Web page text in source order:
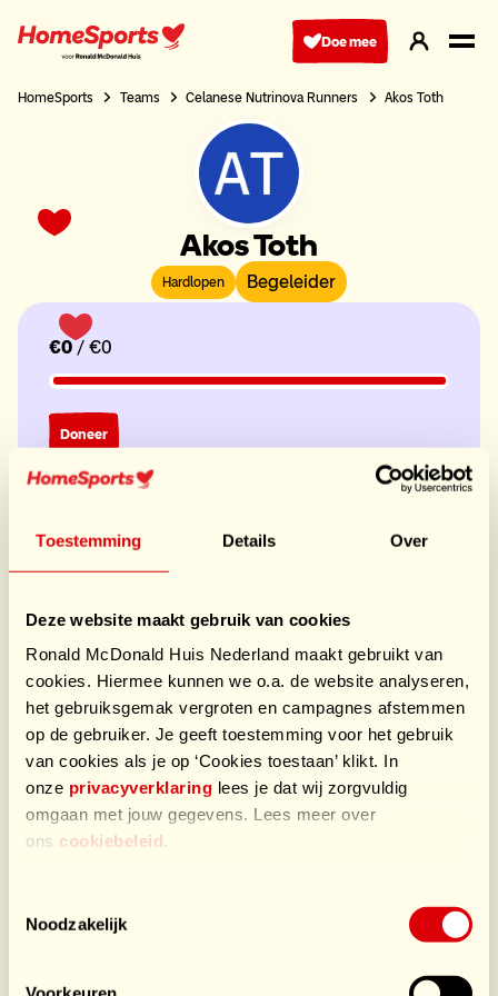
Toestemming Details Over
Deze website maakt gebruik van cookies
Ronald McDonald Huis Nederland maakt gebruikt van
cookies. Hiermee kunnen we o.a. de website analyseren,
het gebruiksgemak vergroten en campagnes afstemmen
op de gebruiker. Je geeft toestemming voor het gebruik
van cookies als je op ‘Cookies toestaan’ klikt. In
onze privacyverklaring lees je dat wij zorgvuldig
omgaan met jouw gegevens. Lees meer over
ons cookiebeleid.
Noodzakelijk
naar
hoofdnavigatie
Doe mee
HomeSports Teams Celanese Nutrinova Runners Akos Toth
Akos Toth
Hardlopen Begeleider
€0 / €0
Doneer
Celanese Nutrinova Runners
€13.867 / €10.000
support a good cause
Teamleden 12